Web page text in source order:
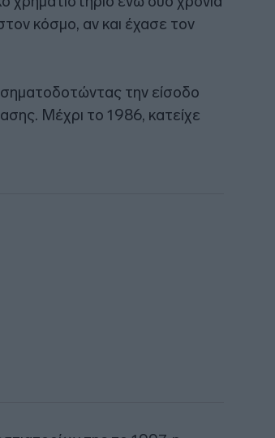
κόσμο, αν και έχασε τον
την είσοδο
Μέχρι το 1986, κατείχε